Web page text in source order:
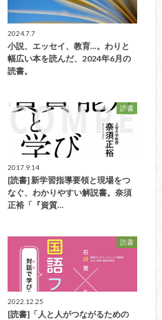
2024.7.7
小説、エッセイ、教育...。わりと
幅広い本を読んだ、2024年6月の
読書。
読書
2017.9.14
[読書] 新学習指導要領と現場をつ
なぐ、わかりやすい解説書。奈須
正裕「『資質…
読書
2022.12.25
[読書]「人と人がつながるための